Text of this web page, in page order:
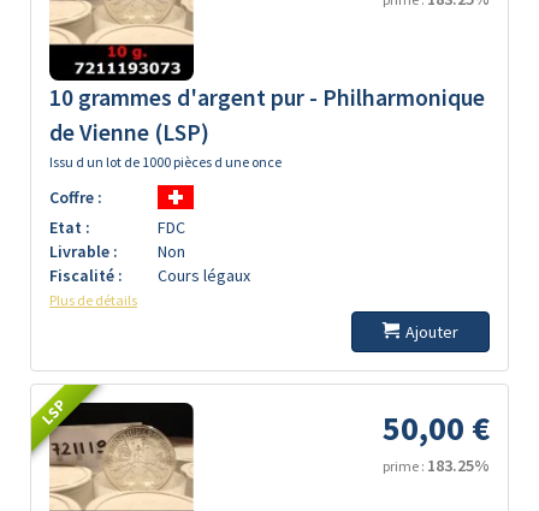
10 grammes d'argent pur - Philharmonique
de Vienne (LSP)
Issu d un lot de 1000 pièces d une once
Coffre :
Etat :
FDC
Livrable :
Non
Fiscalité :
Cours légaux
Plus de détails
Ajouter
LSP 50,00 €
prime : 183.25%